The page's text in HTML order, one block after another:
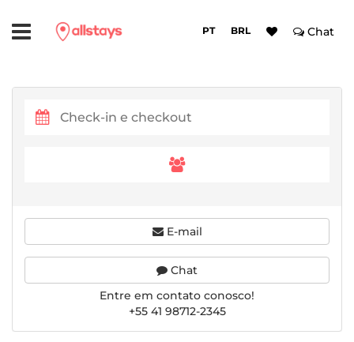
PT BRL Chat
E-mail
Chat
Entre em contato conosco!
+55 41 98712-2345